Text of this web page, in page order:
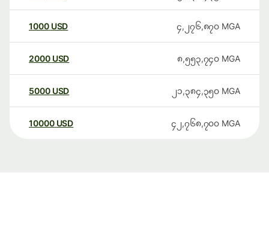
1000 USD ၄,၂၇၆,၈၇၀ MGA
2000 USD ၈,၅၅၃,၇၄၀ MGA
5000 USD ၂၁,၃၈၄,၃၅၀ MGA
10000 USD ၄၂,၇၆၈,၇၀၀ MGA